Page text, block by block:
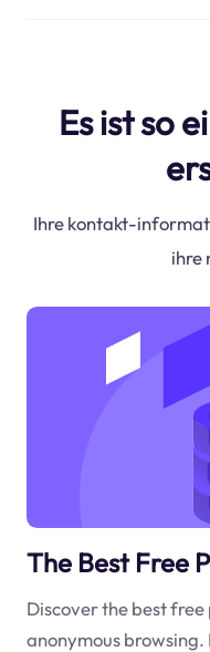
Es ist so
Ihre kontakt-
ihre
The Best Free
Discover the best
anonymous browsing.